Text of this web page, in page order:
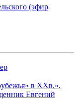
(эфир
в ХХв.».
Евгений